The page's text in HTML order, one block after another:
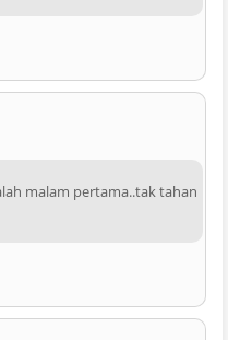
malam pertama..tak tahan